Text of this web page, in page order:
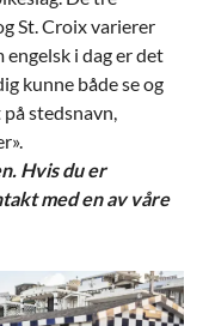
St. Croix varierer
engelsk i dag er det
kunne både se og
stedsnavn,
Hvis du er
med en av våre